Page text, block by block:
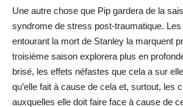
Une autre chose que Pip gardera de la
syndrome de stress post-traumatique.
entourant la mort de Stanley la marquent
troisième saison explorera plus en
brisé, les effets néfastes que cela a sur
qu’elle fait à cause de cela et, surtout, les
auxquelles elle doit faire face à cause de